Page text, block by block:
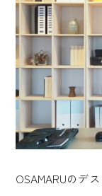
OSAMARUのデ